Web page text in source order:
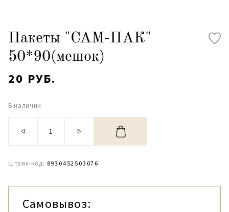
Пакеты "САМ-ПАК"
50*90(мешок)
20 РУБ.
В наличии
Штрих-код: 8930452503076
Самовывоз: